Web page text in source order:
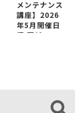
メンテナンス
講座】2026
年5月開催日
程 更新